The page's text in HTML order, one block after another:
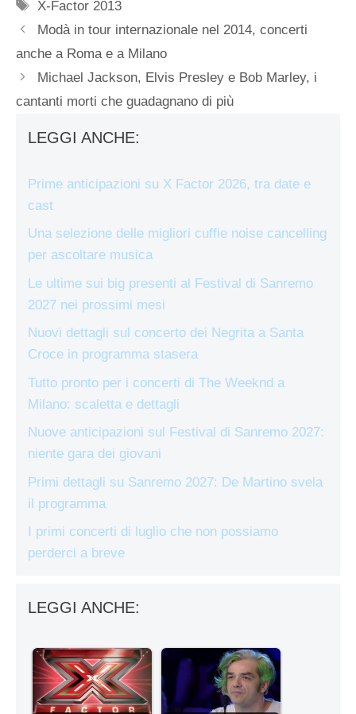
Tag
X-Factor 2013
Modà in tour internazionale nel 2014, concerti
anche a Roma e a Milano
Michael Jackson, Elvis Presley e Bob Marley, i
cantanti morti che guadagnano di più
LEGGI ANCHE:
Prime anticipazioni su X Factor 2026, tra date e
cast
Una selezione delle migliori cuffie noise cancelling
per ascoltare musica
Le ultime sui big presenti al Festival di Sanremo
2027 nei prossimi mesi
Nuovi dettagli sul concerto dei Negrita a Santa
Croce in programma stasera
Tutto pronto per i concerti di The Weeknd a
Milano: scaletta e dettagli
Nuove anticipazioni sul Festival di Sanremo 2027:
niente gara dei giovani
Primi dettagli su Sanremo 2027: De Martino svela
il programma
I primi concerti di luglio che non possiamo
perderci a breve
LEGGI ANCHE: